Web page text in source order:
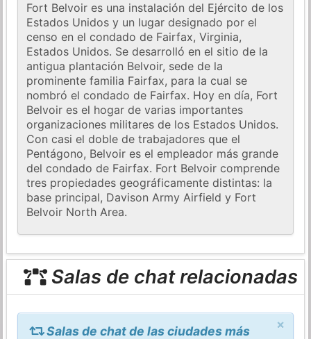
Fort Belvoir es una instalación del Ejército de los
Estados Unidos y un lugar designado por el
censo en el condado de Fairfax, Virginia,
Estados Unidos. Se desarrolló en el sitio de la
antigua plantación Belvoir, sede de la
prominente familia Fairfax, para la cual se
nombró el condado de Fairfax. Hoy en día, Fort
Belvoir es el hogar de varias importantes
organizaciones militares de los Estados Unidos.
Con casi el doble de trabajadores que el
Pentágono, Belvoir es el empleador más grande
del condado de Fairfax. Fort Belvoir comprende
tres propiedades geográficamente distintas: la
base principal, Davison Army Airfield y Fort
Belvoir North Area.
Salas de chat relacionadas
×
Salas de chat de las ciudades más